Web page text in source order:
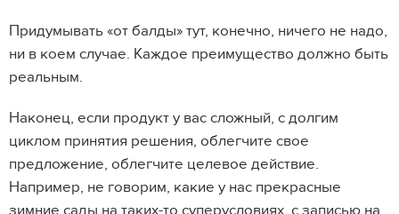
Придумывать «от балды» тут, конечно, ничего не надо,
ни в коем случае. Каждое преимущество должно быть
реальным.
Наконец, если продукт у вас сложный, с долгим
циклом принятия решения, облегчите свое
предложение, облегчите целевое действие.
Например, не говорим, какие у нас прекрасные
зимние сады на таких-то суперусловиях, с записью на
К оглавлению